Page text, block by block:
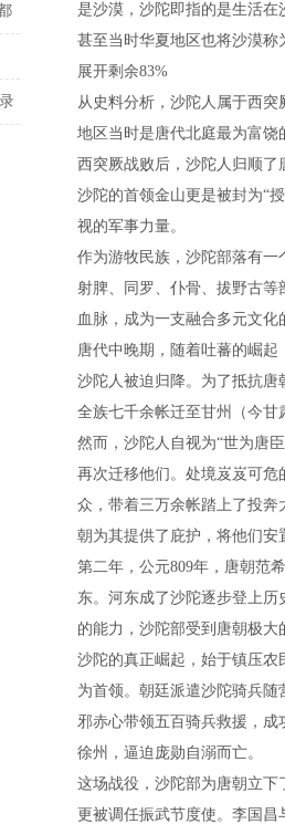
是沙漠，沙陀即指的是生活在
甚至当时华夏地区也将沙漠称
展开剩余83%
从史料分析，沙陀人属于西
地区当时是唐代北庭最为富饶
西突厥战败后，沙陀人归顺了
沙陀的首领金山更是被封为“
视的军事力量。
作为游牧民族，沙陀部落有一
射脾、同罗、仆骨、拔野古
血脉，成为一支融合多元文化
唐代中晚期，随着吐蕃的崛起
沙陀人被迫归降。为了抵抗唐
全族七千余帐迁至甘州（今甘
然而，沙陀人自视为“世为唐
再次迁移他们。处境岌岌可危
众，带着三万余帐踏上了投
朝为其提供了庇护，将他们安
第二年，公元809年，唐朝范
东。河东成了沙陀逐步登上
的能力，沙陀部受到唐朝极大
沙陀的真正崛起，始于镇压农
为首领。朝廷派遣沙陀骑兵
邪赤心带领五百骑兵救援，成
徐州，逼迫庞勋自溺而亡。
这场战役，沙陀部为唐朝立
更被调任振武节度使。李国昌